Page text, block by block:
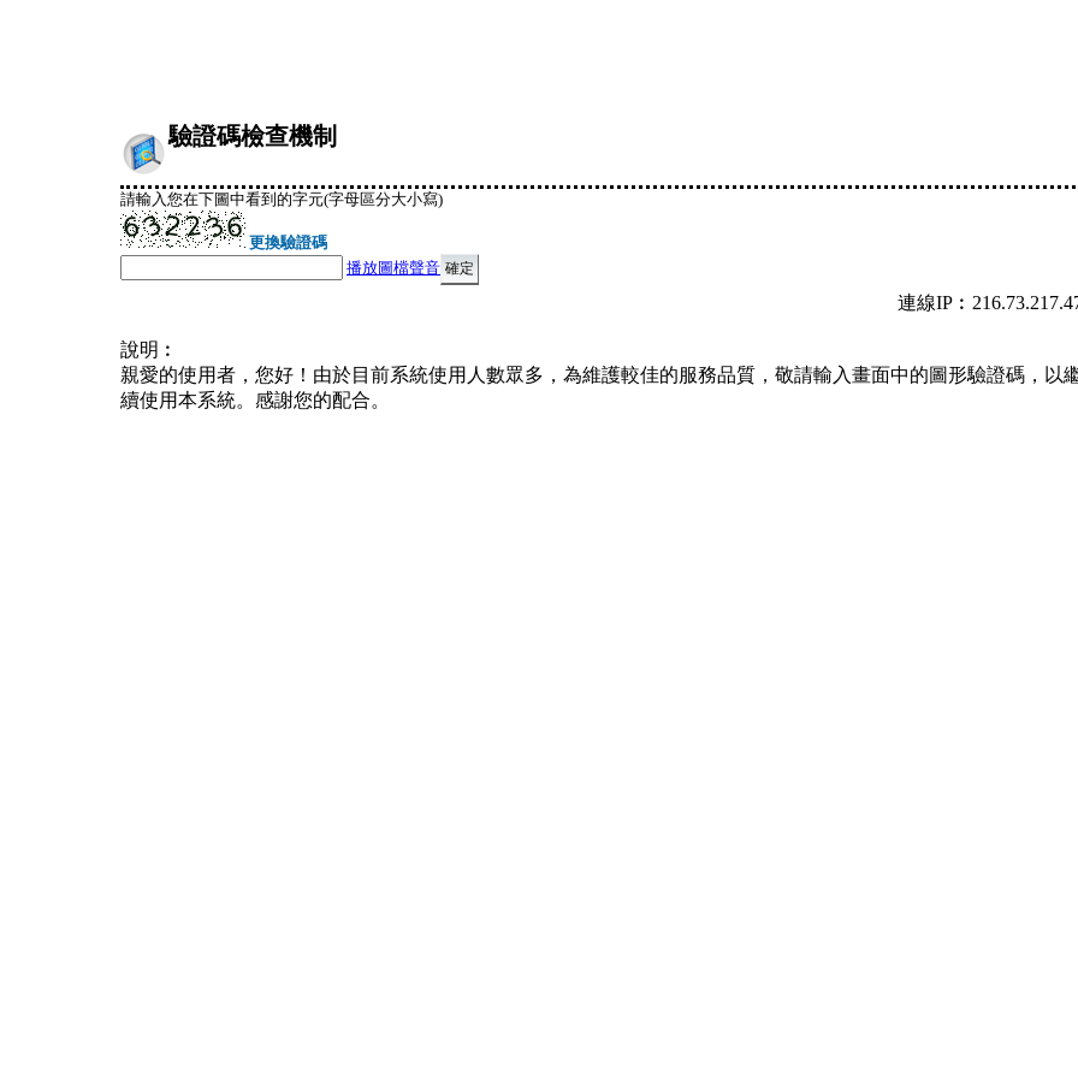
驗證碼檢查機制
請輸入您在下圖中看到的字元(字母區分大小寫)
更換驗證碼
播放圖檔聲音
連線
說明︰
親愛的使用者，您好！由於目前系統使用人數眾多，為維護較佳的服務品質，敬請輸入畫面中的圖形驗證碼，以
續使用本系統。感謝您的配合。